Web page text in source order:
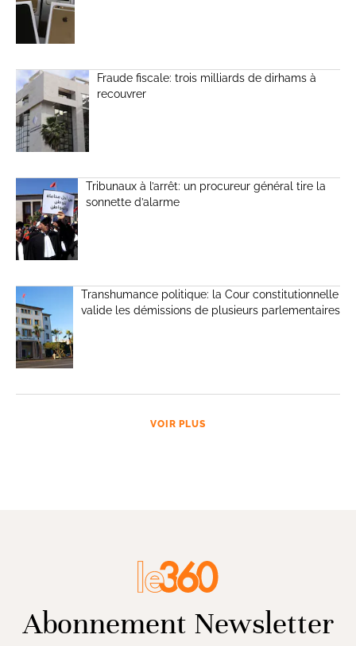
Fraude fiscale: trois milliards de dirhams à
recouvrer
Tribunaux à l’arrêt: un procureur général tire la
sonnette d’alarme
Transhumance politique: la Cour constitutionnelle
valide les démissions de plusieurs parlementaires
VOIR PLUS
Abonnement Newsletter